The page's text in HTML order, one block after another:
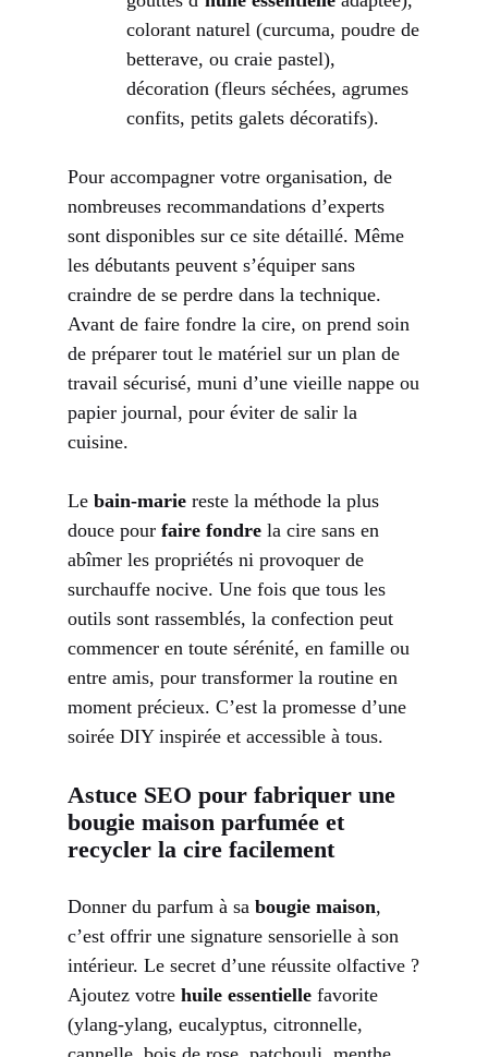
colorant naturel (curcuma, poudre de
betterave, ou craie pastel),
décoration (fleurs séchées, agrumes
confits, petits galets décoratifs).
Pour accompagner votre organisation, de
nombreuses recommandations d’experts
sont disponibles surce site détaillé. Même
les débutants peuvent s’équiper sans
craindre de se perdre dans la technique.
Avant de faire fondre la cire, on prend soin
de préparer tout le matériel sur un plan de
travail sécurisé, muni d’une vieille nappe ou
papier journal, pour éviter de salir la
cuisine.
Lebain-marie reste la méthode la plus
douce pourfaire fondre la cire sans en
abîmer les propriétés ni provoquer de
surchauffe nocive. Une fois que tous les
outils sont rassemblés, la confection peut
commencer en toute sérénité, en famille ou
entre amis, pour transformer la routine en
moment précieux. C’est la promesse d’une
soirée DIY inspirée et accessible à tous.
Astuce SEO pour fabriquer une
bougie maison parfumée et
recycler la cire facilement
Donner du parfum à sabougie maison,
c’est offrir une signature sensorielle à son
intérieur. Le secret d’une réussite olfactive ?
Ajoutez votrehuile essentielle favorite
(ylang-ylang, eucalyptus, citronnelle,